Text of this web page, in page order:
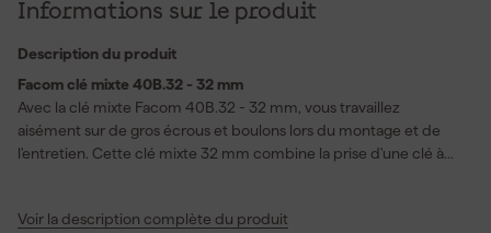
Informations sur le produit
Description du produit
Facom clé mixte 40B.32 - 32 mm
Avec la clé mixte Facom 40B.32 - 32 mm, vous travaillez
aisément sur de gros écrous et boulons lors du montage et de
l'entretien. Cette clé mixte 32 mm combine la prise d'une clé à
permet de travailler plus facilement dans les espaces restreints.
Voir la description complète du produit